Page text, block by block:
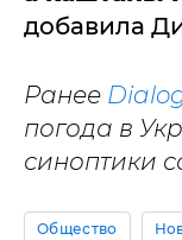
добавила
Ранее
погода в
синоптики
Общество